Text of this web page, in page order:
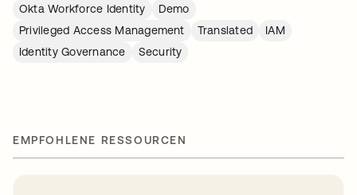
Okta Workforce Identity
Demo
Privileged Access Management
Translated
IAM
Identity Governance
Security
EMPFOHLENE RESSOURCEN